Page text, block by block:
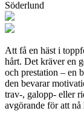
Söderlund
Att få en häst i
hårt. Det kräver en
och prestation – en
den bevarar
trav-, galopp- eller
avgörande för att